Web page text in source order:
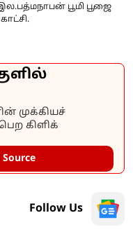
பூமி பூஜை
முக்கியச்
கிளிக்
Follow Us